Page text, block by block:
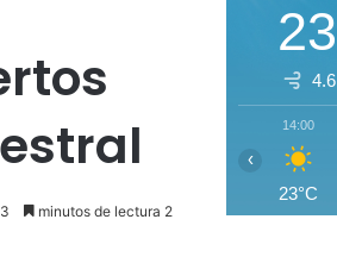
minutos de lectura 2
14:00
23°C
‹